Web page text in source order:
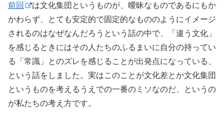
前回
は文化集団というものが、曖昧なものであるにもか
かわらず、とても安定的で固定的なもののようにイメージ
されるのはなぜなんだろうという話の中で、「違う文化」
を感じるときにはその人たちのふるまいに自分の持ってい
る「常識」とのズレを感じることが出発点になっている、
という話をしました。実はこのことが文化差とか文化集団
というものを考えるうえでの一番のミソなのだ、というの
が私たちの考え方です。